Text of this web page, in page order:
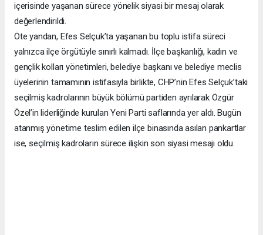
içerisinde yaşanan sürece yönelik siyasi bir mesaj olarak
değerlendirildi.
Öte yandan, Efes Selçuk’ta yaşanan bu toplu istifa süreci
yalnızca ilçe örgütüyle sınırlı kalmadı. İlçe başkanlığı, kadın ve
gençlik kolları yönetimleri, belediye başkanı ve belediye meclis
üyelerinin tamamının istifasıyla birlikte, CHP’nin Efes Selçuk’taki
seçilmiş kadrolarının büyük bölümü partiden ayrılarak Özgür
Özel’in liderliğinde kurulan Yeni Parti saflarında yer aldı. Bugün
atanmış yönetime teslim edilen ilçe binasında asılan pankartlar
ise, seçilmiş kadroların sürece ilişkin son siyasi mesajı oldu.